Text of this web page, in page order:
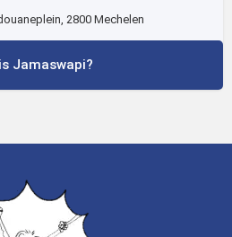
2800 Mechelen
Jamaswapi?